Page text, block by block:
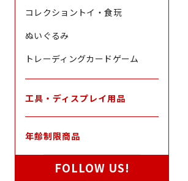
コレクショントイ・食玩
ぬいぐるみ
トレーディングカードゲーム
工具・ディスプレイ用品
年齢制限商品
FOLLOW US!